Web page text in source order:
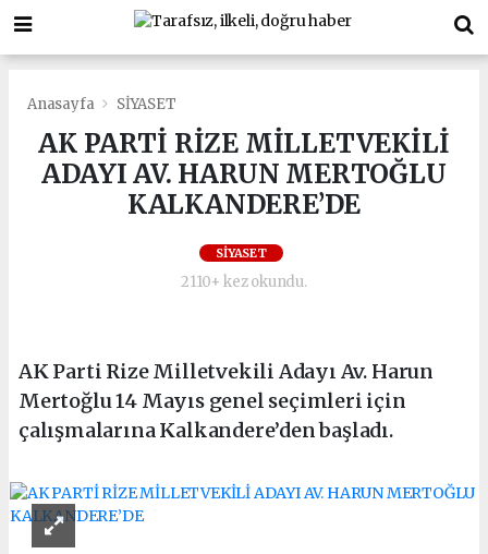
Anasayfa SİYASET
AK PARTİ RİZE MİLLETVEKİLİ
ADAYI AV. HARUN MERTOĞLU
KALKANDERE’DE
SİYASET
2110+ kez okundu.
AK Parti Rize Milletvekili Adayı Av. Harun
Mertoğlu 14 Mayıs genel seçimleri için
çalışmalarına Kalkandere’den başladı.